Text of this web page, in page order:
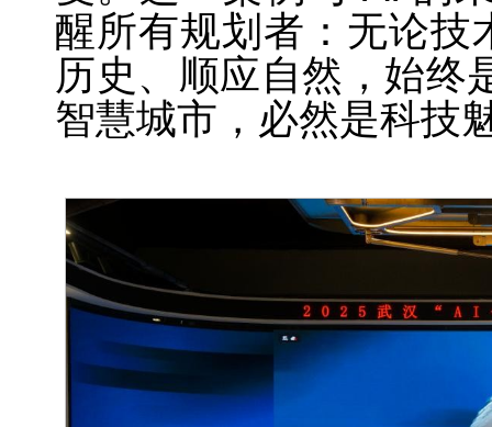
醒所有规划者：无论技
历史、顺应自然，始终
智慧城市，必然是科技